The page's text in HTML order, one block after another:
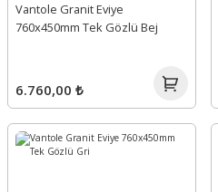
Vantole Granit Eviye
760x450mm Tek Gözlü Bej
6.760,00 ₺